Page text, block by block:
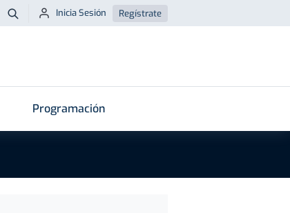
Buscar
Inicia Sesión Regístrate
Programación